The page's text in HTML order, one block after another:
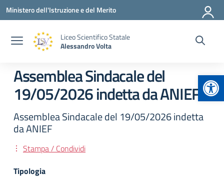
Vai ai contenuti
Vai al menu di navigazione
Vai al footer
Ministero dell'Istruzione e del Merito
Liceo Scientifico Statale
Alessandro Volta
Assemblea Sindacale del
19/05/2026 indetta da ANIEF
Assemblea Sindacale del 19/05/2026 indetta
da ANIEF
Stampa / Condividi
Tipologia